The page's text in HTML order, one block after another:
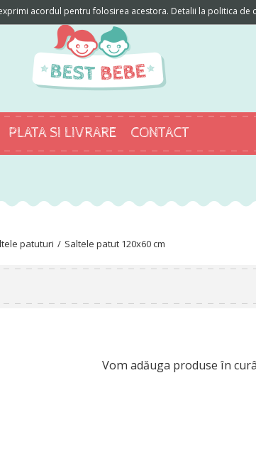
PLATA SI LIVRARE CONTACT
patuturi Saltele patut 120x60 cm
Vom adăuga produse în
acordul pentru folosirea acestora. Detalii la politica de